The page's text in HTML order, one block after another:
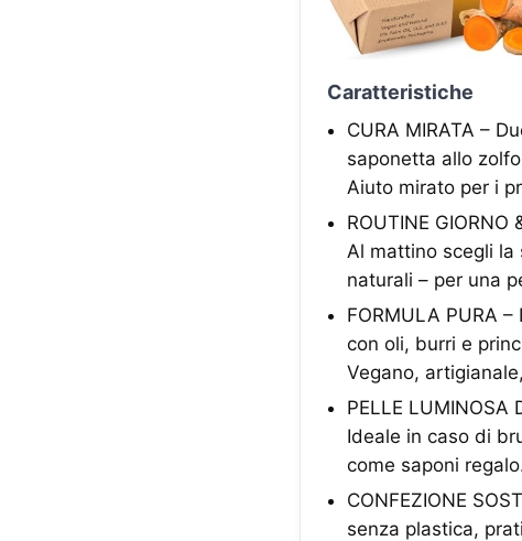
Caratteristiche
CURA MIRATA –
saponetta allo
Aiuto mirato per i
ROUTINE
Al mattino scegli la
naturali – per una
FORMULA PURA
con oli, burri e
Vegano,
PELLE
Ideale in caso di
come saponi
CONFEZIONE
senza plastica,